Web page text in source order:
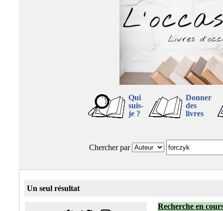
Qui
suis-
je ?
Donner
des
livres
Chercher par
Un seul résultat
Recherche en